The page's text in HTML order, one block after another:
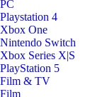
PC
Playstation 4
Xbox One
Nintendo Switch
Xbox Series X|S
PlayStation 5
Film & TV
Film